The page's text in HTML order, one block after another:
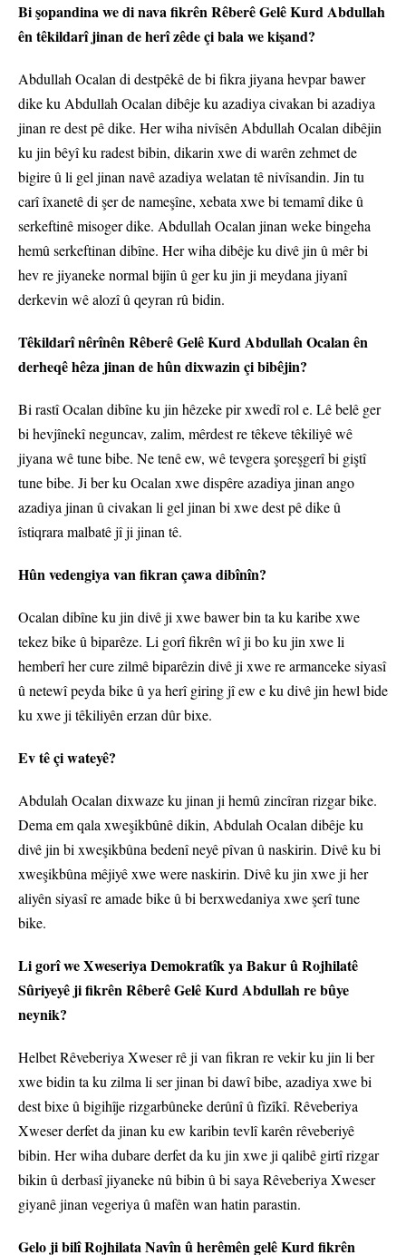
Bi şopandina we di nava fikrên Rêberê Gelê Kurd Abdullah
ên têkildarî jinan de herî zêde çi bala we kişand?
Abdullah Ocalan di destpêkê de bi fikra jiyana hevpar bawer
dike ku Abdullah Ocalan dibêje ku azadiya civakan bi azadiya
jinan re dest pê dike. Her wiha nivîsên Abdullah Ocalan dibêjin
ku jin bêyî ku radest bibin, dikarin xwe di warên zehmet de
bigire û li gel jinan navê azadiya welatan tê nivîsandin. Jin tu
carî îxanetê di şer de nameşîne, xebata xwe bi temamî dike û
serkeftinê misoger dike. Abdullah Ocalan jinan weke bingeha
hemû serkeftinan dibîne. Her wiha dibêje ku divê jin û mêr bi
hev re jiyaneke normal bijîn û ger ku jin ji meydana jiyanî
derkevin wê alozî û qeyran rû bidin.
Têkildarî nêrînên Rêberê Gelê Kurd Abdullah Ocalan ên
derheqê hêza jinan de hûn dixwazin çi bibêjin?
Bi rastî Ocalan dibîne ku jin hêzeke pir xwedî rol e. Lê belê ger
bi hevjînekî neguncav, zalim, mêrdest re têkeve têkiliyê wê
jiyana wê tune bibe. Ne tenê ew, wê tevgera şoreşgerî bi giştî
tune bibe. Ji ber ku Ocalan xwe dispêre azadiya jinan ango
azadiya jinan û civakan li gel jinan bi xwe dest pê dike û
îstiqrara malbatê jî ji jinan tê.
Hûn vedengiya van fikran çawa dibînîn?
Ocalan dibîne ku jin divê ji xwe bawer bin ta ku karibe xwe
tekez bike û biparêze. Li gorî fikrên wî ji bo ku jin xwe li
hemberî her cure zilmê biparêzin divê ji xwe re armanceke siyasî
û netewî peyda bike û ya herî giring jî ew e ku divê jin hewl bide
ku xwe ji têkiliyên erzan dûr bixe.
Ev tê çi wateyê?
Abdulah Ocalan dixwaze ku jinan ji hemû zincîran rizgar bike.
Dema em qala xweşikbûnê dikin, Abdulah Ocalan dibêje ku
divê jin bi xweşikbûna bedenî neyê pîvan û naskirin. Divê ku bi
xweşikbûna mêjiyê xwe were naskirin. Divê ku jin xwe ji her
aliyên siyasî re amade bike û bi berxwedaniya xwe şerî tune
bike.
Li gorî we Xweseriya Demokratîk ya Bakur û Rojhilatê
Sûriyeyê ji fikrên Rêberê Gelê Kurd Abdullah re bûye
neynik?
Helbet Rêveberiya Xweser rê ji van fikran re vekir ku jin li ber
xwe bidin ta ku zilma li ser jinan bi dawî bibe, azadiya xwe bi
dest bixe û bigihîje rizgarbûneke derûnî û fîzîkî. Rêveberiya
Xweser derfet da jinan ku ew karibin tevlî karên rêveberiyê
bibin. Her wiha dubare derfet da ku jin xwe ji qalibê girtî rizgar
bikin û derbasî jiyaneke nû bibin û bi saya Rêveberiya Xweser
giyanê jinan vegeriya û mafên wan hatin parastin.
Gelo ji bilî Rojhilata Navîn û herêmên gelê Kurd fikrên